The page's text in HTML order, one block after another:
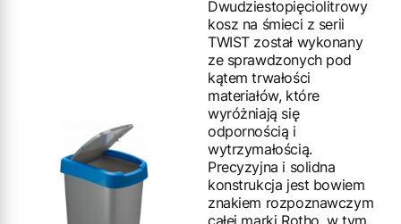
Dwudziestopięciolitrowy
kosz na śmieci z serii
TWIST został wykonany
ze sprawdzonych pod
kątem trwałości
materiałów, które
wyróżniają się
odpornością i
wytrzymałością.
Precyzyjna i solidna
konstrukcja jest bowiem
znakiem rozpoznawczym